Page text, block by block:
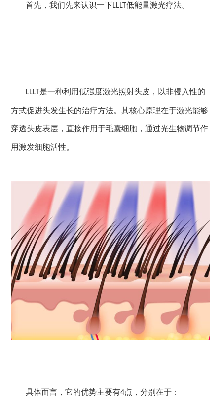
首先，我们先来认识一下LLLT低能量激光疗法。
LLLT 是一种利用低强度激光照射头皮，以非侵入性的
方式促进头发生长的治疗方法。其核心原理在于激光能够
穿透头皮表层，直接作用于毛囊细胞，通过光生物调节作
用激发细胞活性。
具体而言，它的优势主要有4点，分别在于 ：